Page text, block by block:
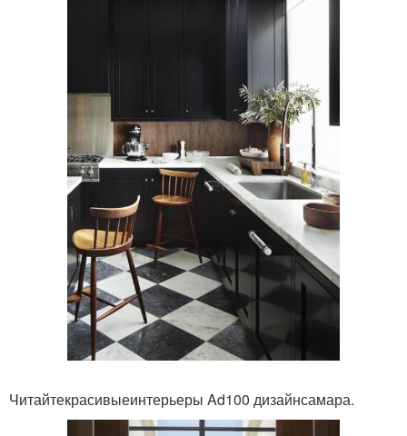
Читайтекрасивыеинтерьеры Ad100 дизайнсамара.